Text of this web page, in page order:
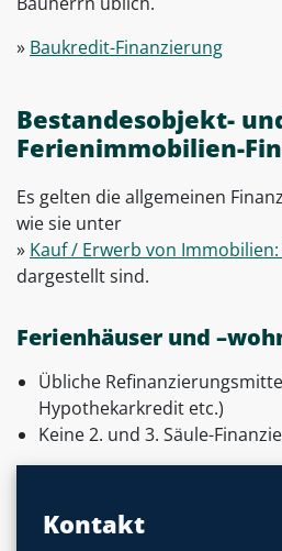
» Baukredit-Finanzierung
Bestandesobjekt-
Ferienimmobilien-
Es gelten die allgemeinen
wie sie unter
» Kauf / Erwerb von
dargestellt sind.
Ferienhäuser und
Übliche
Hypothekarkredit etc.)
Keine 2. und 3. Säule-
Kontakt